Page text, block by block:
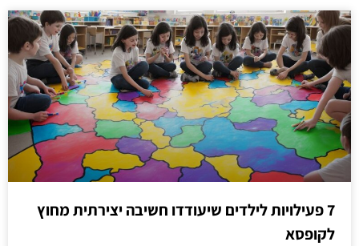
7 פעילויות לילדים שיעודדו חשיבה יצירתית מחוץ
לקופסא